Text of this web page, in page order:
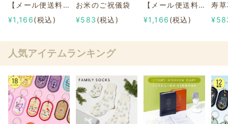
【メール便送料無料】寿草花ご祝儀袋 ２枚セット
¥1,166(税込)
お米のご祝儀袋
¥583 (税込)
【メール便送料無料】LAMPERご祝儀袋 ２枚セット
¥1,166 (税込)
寿
人気アイテムランキング